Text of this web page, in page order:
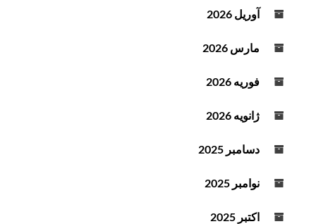
آوریل 2026
مارس 2026
فوریه 2026
ژانویه 2026
دسامبر 2025
نوامبر 2025
اکتبر 2025